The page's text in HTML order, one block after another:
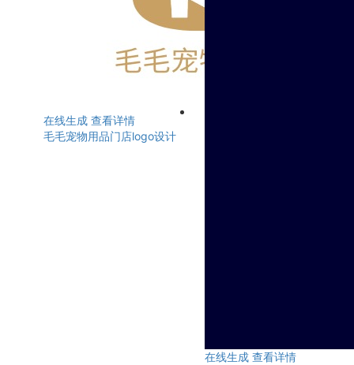
在线生成 查看详情
毛毛宠物用品门店logo设计
在线生成 查看详情